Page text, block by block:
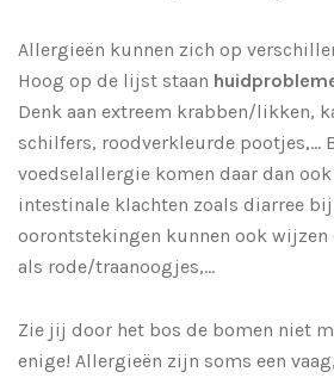
Allergieën kunnen zich op
Hoog op de lijst staan
Denk aan extreem krabben/likken,
schilfers, roodverkleurde pootjes,…
voedselallergie komen daar dan
intestinale klachten zoals diarree
oorontstekingen kunnen ook wijzen
als rode/traanoogjes,…
Zie jij door het bos de bomen niet
enige! Allergieën zijn soms een